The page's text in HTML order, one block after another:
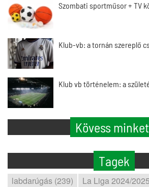
Szombati sportműsor + TV
Klub-vb: a tornán szereplő
Klub vb történelem: a
Kövess
Tagek
labdarúgás (239)
La Liga 2024/